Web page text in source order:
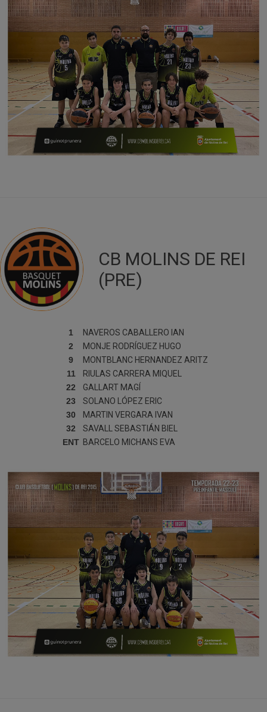
CB MOLINS DE REI
(PRE)
1 NAVEROS CABALLERO IAN
2
MONJE RODRÍGUEZ HUGO
9
MONTBLANC HERNANDEZ ARITZ
11
RIULAS CARRERA MIQUEL
22
GALLART MAGÍ
23
SOLANO LÓPEZ ERIC
30
MARTIN VERGARA IVAN
32
SAVALL SEBASTIÁN BIEL
ENT BARCELO MICHANS EVA